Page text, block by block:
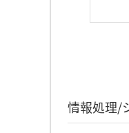
情報処理/